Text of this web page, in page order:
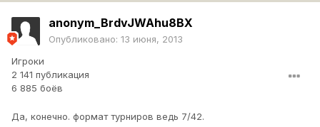
anonym_BrdvJWAhu8BX
Опубликовано: 13 июня, 2013
Игроки
2 141 публикация
6 885 боёв
Да, конечно. формат турниров ведь 7/42.